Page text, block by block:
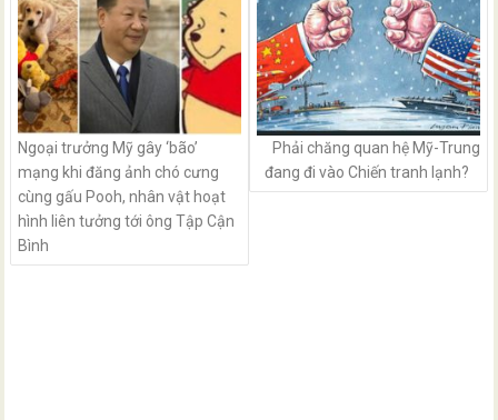
Ngoại trưởng Mỹ gây ‘bão’
mạng khi đăng ảnh chó cưng
cùng gấu Pooh, nhân vật hoạt
hình liên tưởng tới ông Tập Cận
Bình
Phải chăng quan hệ Mỹ-Trung
đang đi vào Chiến tranh lạnh?